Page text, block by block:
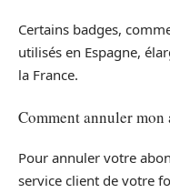
Certains badges,
utilisés en Espagne,
la France.
Comment annuler mon
Pour annuler votre
service client de votre